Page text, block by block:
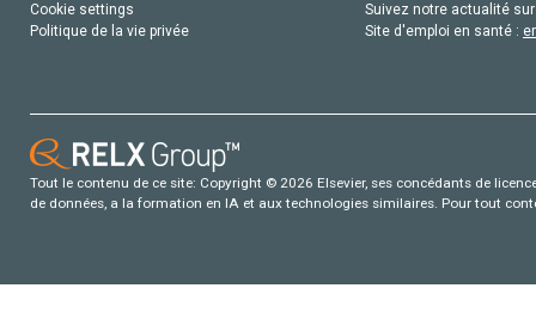
Cookie settings
Politique de la vie privée
Suivez notre actualité
Site d'emploi en santé :
Tout le contenu de ce site: Copyright © 2026 Elsevier, ses concédants de
de données, a la formation en IA et aux technologies similaires. Pour tout